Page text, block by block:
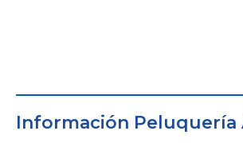
Información Peluquería